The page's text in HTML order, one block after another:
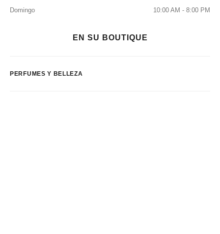
Domingo
10:00 AM - 8:00 PM
EN SU BOUTIQUE
PERFUMES Y BELLEZA